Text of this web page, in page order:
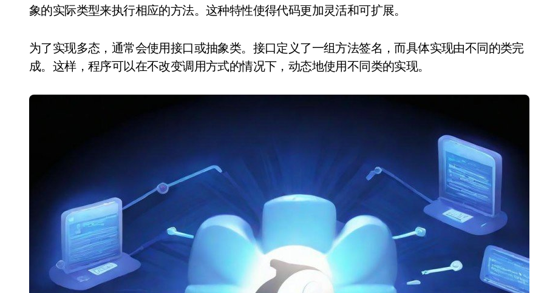
象的实际类型来执行相应的方法。这种特性使得代码更加灵活和可扩展。
为了实现多态，通常会使用接口或抽象类。接口定义了一组方法签名，而具体实现由不同的类完
成。这样，程序可以在不改变调用方式的情况下，动态地使用不同类的实现。